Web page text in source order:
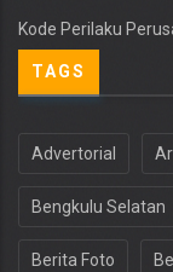
Kode Perilaku
TAGS
Advertorial
Bengkulu Selatan
Berita Foto